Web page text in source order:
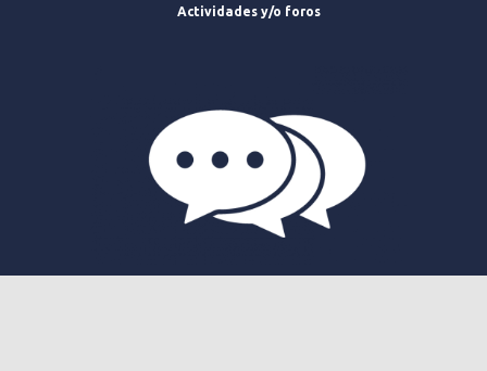
Actividades y/o foros